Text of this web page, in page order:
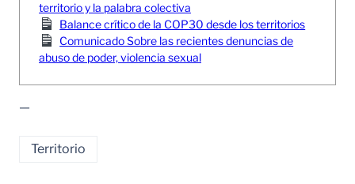
territorio y la palabra colectiva
Balance crítico de la COP30 desde los territorios
Comunicado Sobre las recientes denuncias de
abuso de poder, violencia sexual
—
Territorio